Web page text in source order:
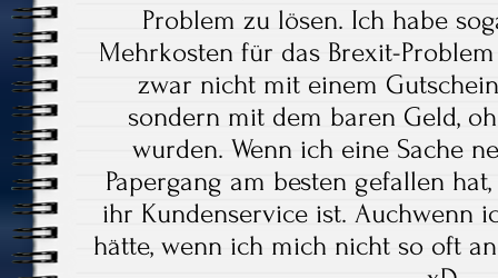
Problem zu lösen. Ich habe
Mehrkosten für das Brexit-
zwar nicht mit einem
sondern mit dem baren Geld,
wurden. Wenn ich eine Sache
Papergang am besten gefallen
ihr Kundenservice ist. Auchwenn
hätte, wenn ich mich nicht so oft